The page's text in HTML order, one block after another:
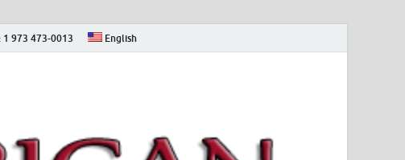
1 973 473-0013 English